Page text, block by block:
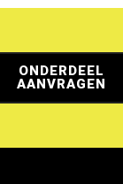
ONDERDEEL
AANVRAGEN